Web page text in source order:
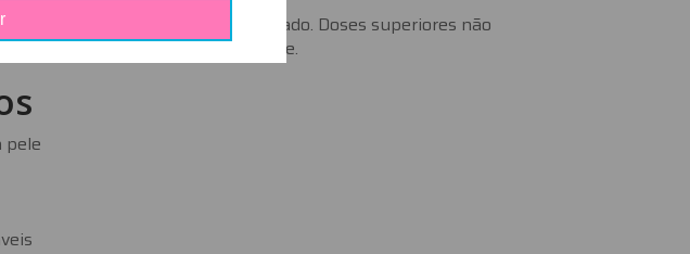
diárias
de colagénio hidrolisado. Doses superiores não
mas a regularidade é determinante.
pele